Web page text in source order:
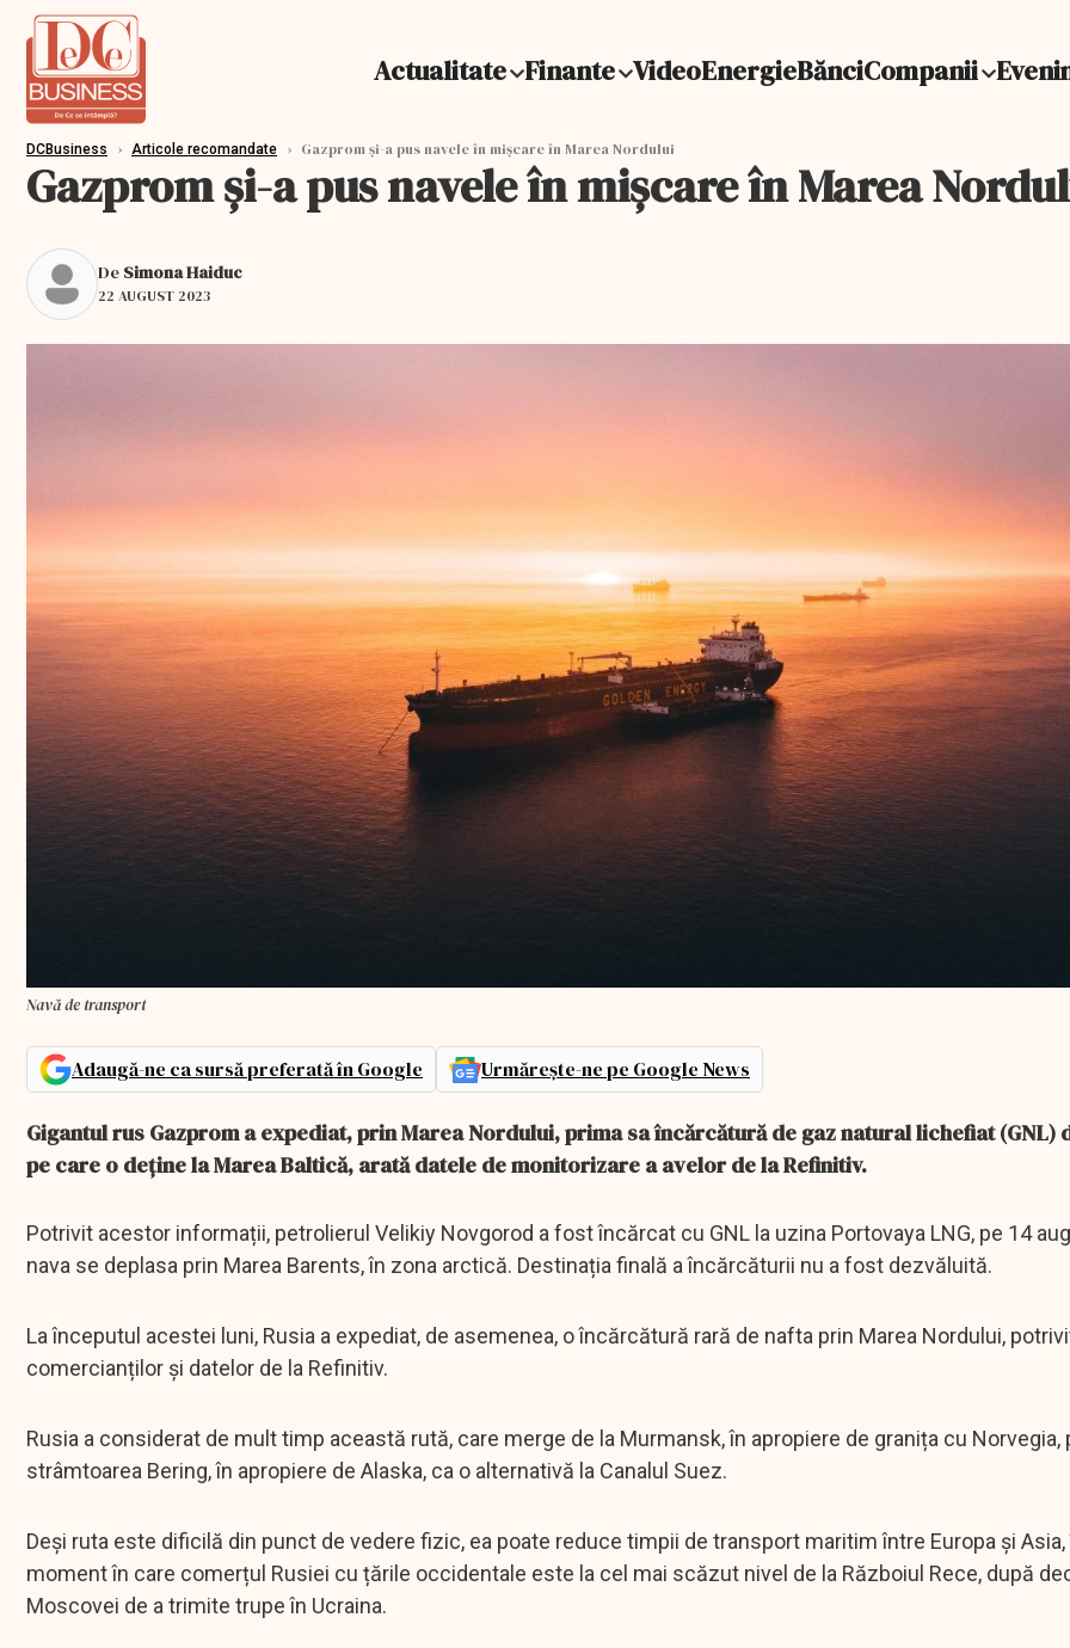
Actualitate Finante VideoEnergieBănciCompanii
DCBusiness › Articole recomandate › Gazprom și-a pus navele în mișcare în Marea Nordului
Gazprom și-a pus navele în mișcare în Marea
De Simona Haiduc
22 AUGUST 2023
Navă de transport
Adaugă-ne ca sursă preferată în Google Urmărește-ne pe Google News
Gigantul rus Gazprom a expediat, prin Marea Nordului, prima sa încărcătură de gaz natural lichefiat (GNL)
pe care o deține la Marea Baltică, arată datele de monitorizare a avelor de la Refinitiv.
Potrivit acestor informații, petrolierul Velikiy Novgorod a fost încărcat cu GNL la uzina Portovaya LNG, pe 14
nava se deplasa prin Marea Barents, în zona arctică. Destinația finală a încărcăturii nu a fost dezvăluită.
La începutul acestei luni, Rusia a expediat, de asemenea, o încărcătură rară de nafta prin Marea Nordului,
comercianților și datelor de la Refinitiv.
Rusia a considerat de mult timp această rută, care merge de la Murmansk, în apropiere de granița cu Norvegia,
strâmtoarea Bering, în apropiere de Alaska, ca o alternativă la Canalul Suez.
Deși ruta este dificilă din punct de vedere fizic, ea poate reduce timpii de transport maritim între Europa și
moment în care comerțul Rusiei cu țările occidentale este la cel mai scăzut nivel de la Războiul Rece, după
Moscovei de a trimite trupe în Ucraina.